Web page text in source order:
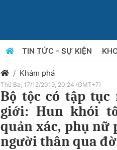
TIN TỨC - SỰ KIỆN
Khám phá
Thứ Ba, 17/12/2019, 20:24 (GMT+7)
Bộ tộc có tập
giới: Hun khói
quản xác, phụ nữ
người thân qua